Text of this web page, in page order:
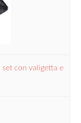
con valigetta e